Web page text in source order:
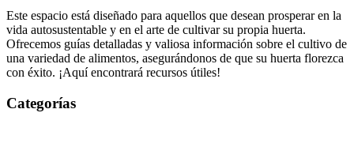
Este espacio está diseñado para aquellos que desean prosperar en la
vida autosustentable y en el arte de cultivar su propia huerta.
Ofrecemos guías detalladas y valiosa información sobre el cultivo de
una variedad de alimentos, asegurándonos de que su huerta florezca
con éxito. ¡Aquí encontrará recursos útiles!
Categorías